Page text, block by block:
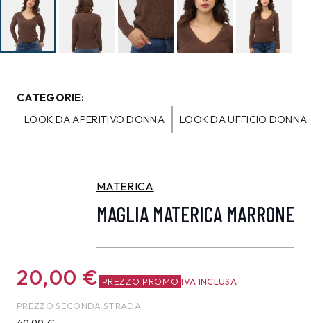
CATEGORIE:
LOOK DA APERITIVO DONNA
LOOK DA UFFICIO DONNA
MATERICA
MAGLIA MATERICA MARRONE
20,00 € PREZZO PROMO IVA INCLUSA
PREZZO SECONDA STRADA